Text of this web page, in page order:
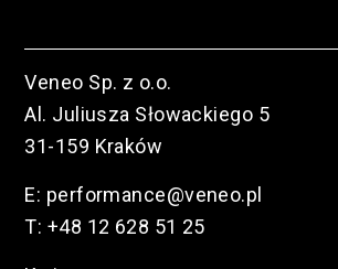
Veneo Sp. z o.o.
Al. Juliusza Słowackiego 5
31-159 Kraków
E: performance@veneo.pl
T: +48 12 628 51 25